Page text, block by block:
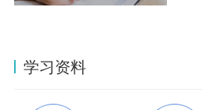
学习资料